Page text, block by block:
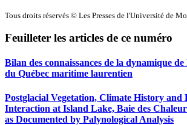
Tous droits réservés © Les Presses de l'Université de
Feuilleter les articles de ce numéro
Bilan des connaissances de la dynamique de
du Québec maritime laurentien
Postglacial Vegetation, Climate History and
Interaction at Island Lake, Baie des
as Documented by Palynological Analysis